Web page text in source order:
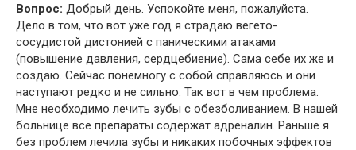
Вопрос: Добрый день. Успокойте меня, пожалуйста.
Дело в том, что вот уже год я страдаю вегето-
сосудистой дистонией с паническими атаками
(повышение давления, сердцебиение). Сама себе их же и
создаю. Сейчас понемногу с собой справляюсь и они
наступают редко и не сильно. Так вот в чем проблема.
Мне необходимо лечить зубы с обезболиванием. В нашей
больнице все препараты содержат адреналин. Раньше я
без проблем лечила зубы и никаких побочных эффектов